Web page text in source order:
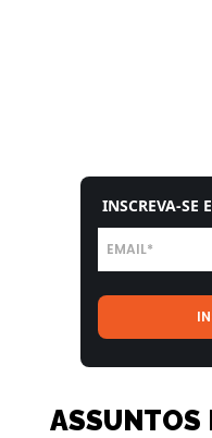
INSCREVA-SE
ASSUNTOS